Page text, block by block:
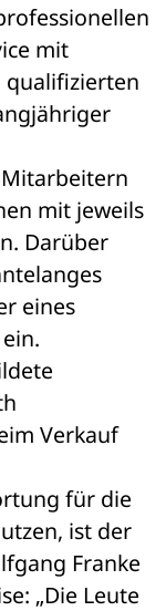
mit
qualifizierten
mit jeweils
Darüber
eines
Verkauf
für die
ist der
Franke
„Die Leute